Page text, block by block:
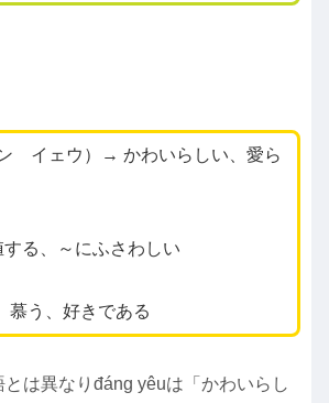
ン イェウ）→ かわいらしい、愛ら
る、～にふさわしい
慕う、好きである
とは異なりđáng yêuは「かわいらし